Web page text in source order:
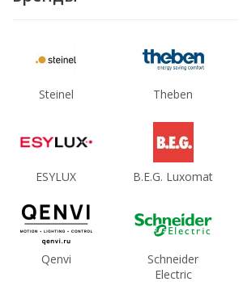
Steinel Theben
ESYLUX B.E.G. Luxomat
Qenvi
Schneider
Electric